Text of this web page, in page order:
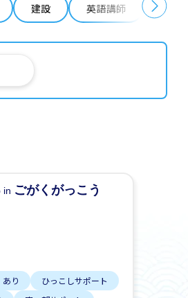
建設 英語講師 IT
in ごがくがっこう
り
ひっこしサポート